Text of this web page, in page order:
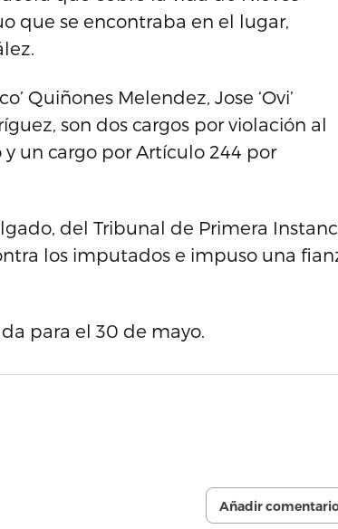
que se encontraba en el lugar,
Quiñones Melendez, Jose ‘Ovi’
son dos cargos por violación al
un cargo por Artículo 244 por
del Tribunal de Primera
los imputados e impuso una
para el 30 de mayo.
Añadir